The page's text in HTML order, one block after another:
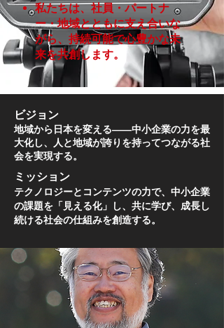
私たちは、社員・パートナ
ー・地域とともに支え合いな
がら、持続可能で心豊かな未
来を共創します。
ビジョン
地域から日本を変える――中小企業の力を最
大化し、人と地域が誇りを持ってつながる社
会を実現する。
ミッション
テクノロジーとコンテンツの力で、中小企業
の課題を「見える化」し、共に学び、成長し
続ける社会の仕組みを創造する。